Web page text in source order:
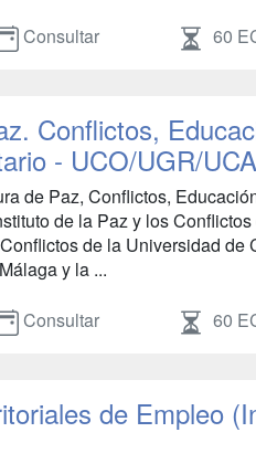
Consultar 60
Conflictos,
- UCO/UGR/
de Paz, Conflictos,
de la Paz y los
de la Universidad de
y la ...
Consultar 60
de Empleo